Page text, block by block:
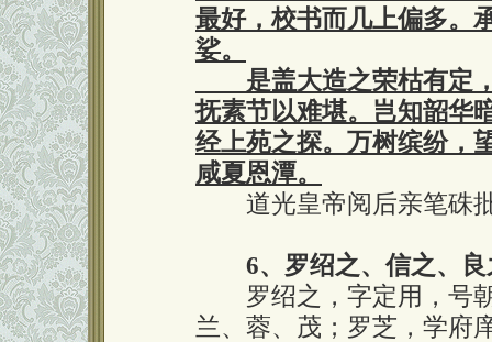
最好，校书而几上偏多。
娑。
是盖大造之荣枯有定，
抚素节以难堪。岂知韶华
经上苑之探。万树缤纷，
咸夏恩潭。
道光皇帝阅后亲笔硃
6、罗绍之、信之、
罗绍之，字定用，号朝
兰、蓉、茂；罗芝，学府